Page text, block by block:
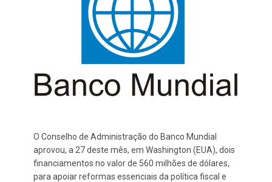
O Conselho de Administração do Banco Mundial
aprovou, a 27 deste mês, em Washington (EUA), dois
financiamentos no valor de 560 milhões de dólares,
para apoiar reformas essenciais da política fiscal e